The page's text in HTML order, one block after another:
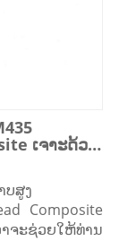
ເຈາະດ້ວຍ
ບສູງ
Composite
ຈະຊ່ວຍໃຫ້ທ່ານ